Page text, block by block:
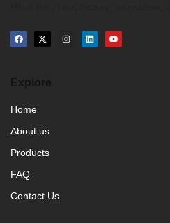
Explore
Home
About us
Products
FAQ
Contact Us